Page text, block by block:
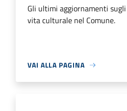
Gli ultimi aggiornamenti
vita culturale nel Comune.
VAI ALLA PAGINA